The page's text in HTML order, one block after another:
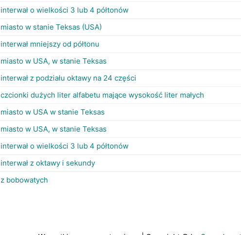
interwał o wielkości 3 lub 4 półtonów
miasto w stanie Teksas (USA)
interwał mniejszy od półtonu
miasto w USA, w stanie Teksas
interwał z podziału oktawy na 24 części
czcionki dużych liter alfabetu mające wysokość liter małych
miasto w USA w stanie Teksas
miasto w USA, w stanie Teksas
interwał o wielkości 3 lub 4 półtonów
interwał z oktawy i sekundy
z bobowatych